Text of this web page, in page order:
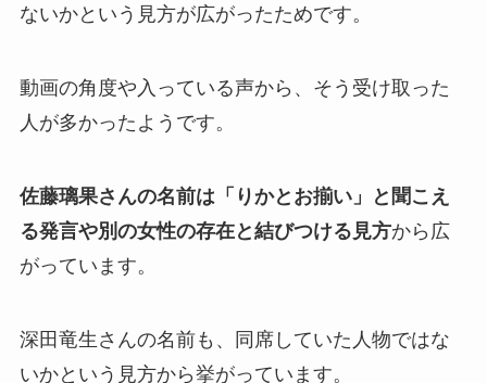
ないかという見方が広がったためです。
動画の角度や入っている声から、そう受け取った
人が多かったようです。
佐藤璃果さんの名前は「りかとお揃い」と聞こえ
る発言や別の女性の存在と結びつける見方から広
がっています。
深田竜生さんの名前も、同席していた人物ではな
いかという見方から挙がっています。